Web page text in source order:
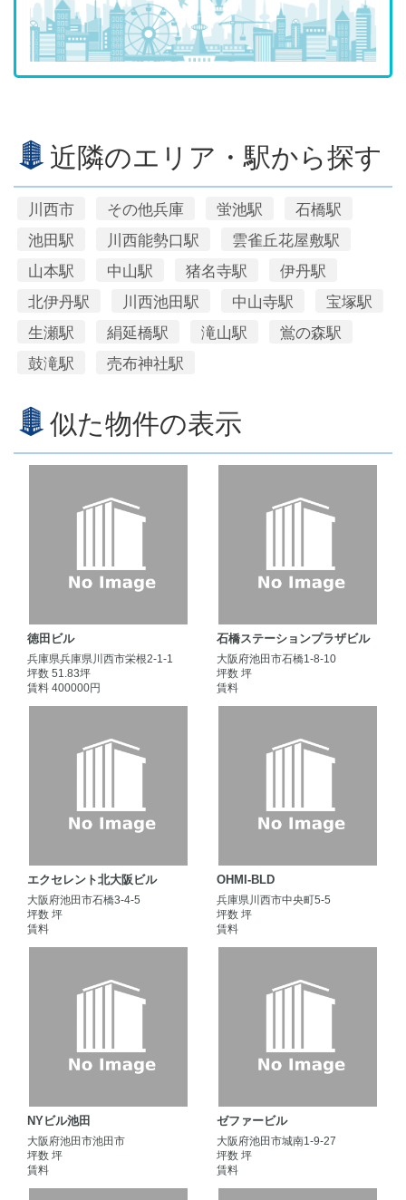
近隣のエリア・駅から探す
川西市 その他兵庫 蛍池駅
石橋駅
池田駅
川西能勢口駅
雲雀丘花屋敷駅
山本駅
中山駅 猪名寺駅
伊丹駅
北伊丹駅
川西池田駅 中山寺駅
宝塚駅
生瀬駅
絹延橋駅 滝山駅
鴬の森駅
鼓滝駅
売布神社駅
似た物件の表示
徳田ビル
兵庫県兵庫県川西市栄根2-1-1
坪数 51.83坪
賃料 400000円
石橋ステーションプラザビル
大阪府池田市石橋1-8-10
坪数 坪
賃料
エクセレント北大阪ビル
大阪府池田市石橋3-4-5
坪数 坪
賃料
OHMI-BLD
兵庫県川西市中央町5-5
坪数 坪
賃料
NYビル池田
大阪府池田市池田市
坪数 坪
賃料
ゼファービル
大阪府池田市城南1-9-27
坪数 坪
賃料